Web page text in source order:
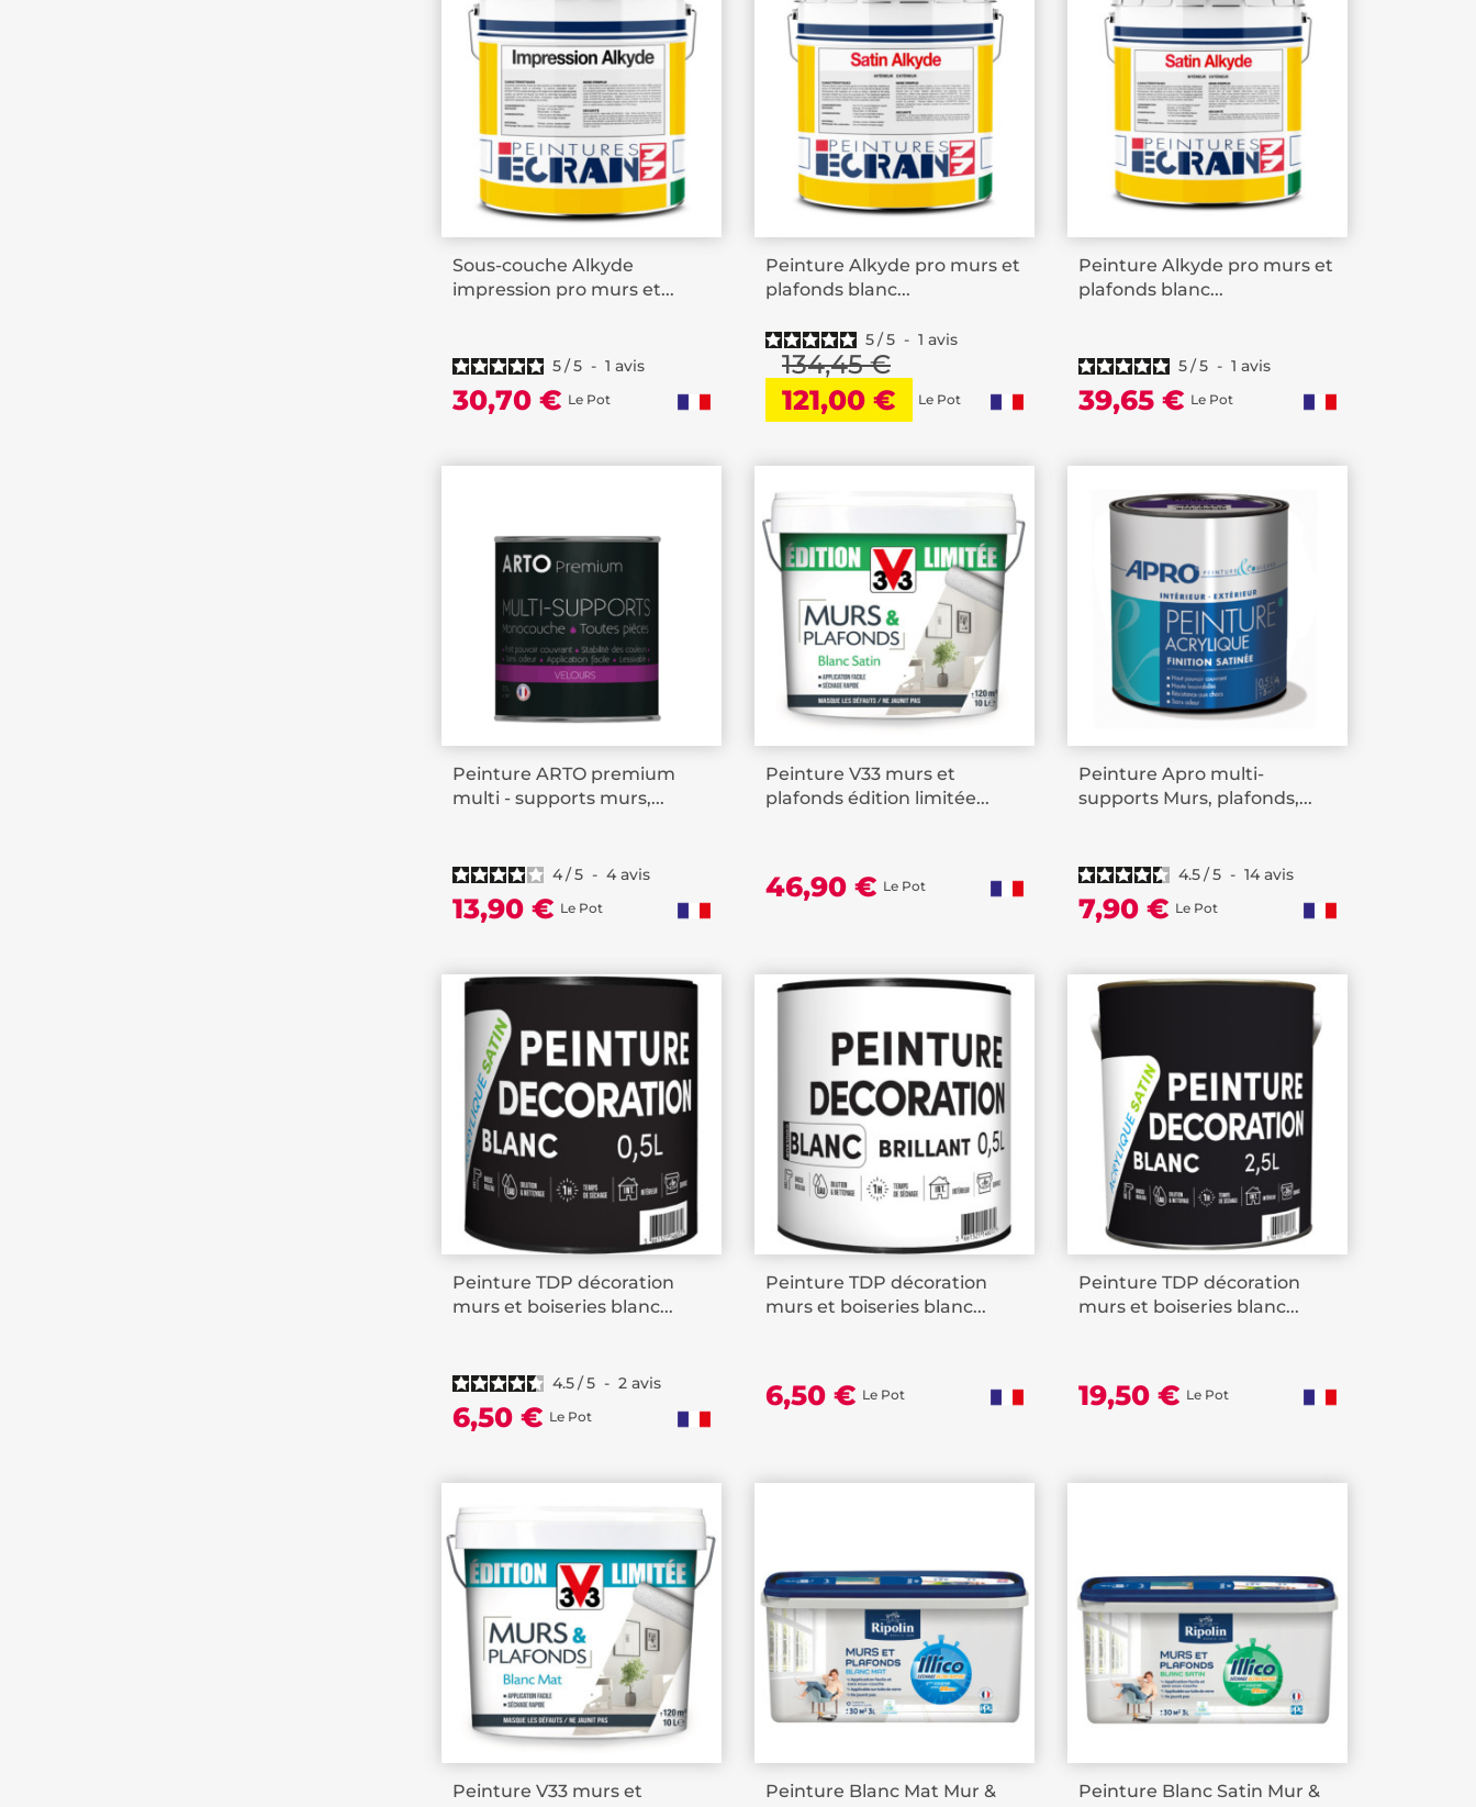
Sous-couche Alkyde
impression pro murs et...
5/5 - 1 avis
30,70 € Le Pot
Peinture Alkyde pro murs et
plafonds blanc...
5/5 - 1 avis
134,45 €
121,00 € Le Pot
Peinture Alkyde pro murs et
plafonds blanc...
5/5 - 1 avis
39,65 € Le Pot
Peinture ARTO premium
multi - supports murs,...
4/5 - 4 avis
13,90 € Le Pot
Peinture V33 murs et
plafonds édition limitée...
46,90 € Le Pot
Peinture Apro multi-
supports Murs, plafonds,...
4.5/5 - 14 avis
7,90 € Le Pot
Peinture TDP décoration
murs et boiseries blanc...
4.5/5 - 2 avis
6,50 € Le Pot
Peinture TDP décoration
murs et boiseries blanc...
6,50 € Le Pot
Peinture TDP décoration
murs et boiseries blanc...
19,50 € Le Pot
Peinture V33 murs et
Peinture Blanc Mat Mur &
Peinture Blanc Satin Mur &